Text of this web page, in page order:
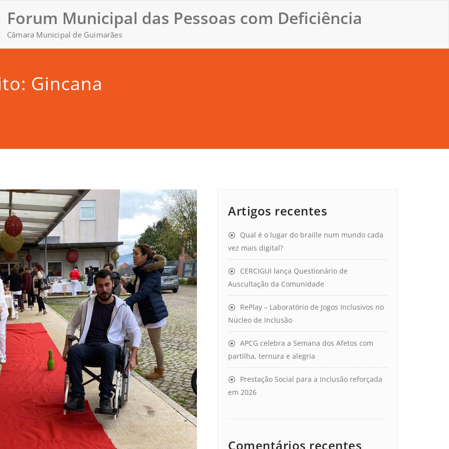
Forum Municipal das Pessoas com Deficiência
Câmara Municipal de Guimarães
Gincana
Artigos recentes
Qual é o lugar do braille num mundo cada
vez mais digital?
CERCIGUI lança Questionário de
Auscultação da Comunidade
RePlay – Laboratório de Jogos Inclusivos no
Núcleo de Inclusão
APCG celebra a Semana dos Afetos com
partilha, ternura e alegria
Prestação Social para a Inclusão reforçada
em 2026
Comentários recentes